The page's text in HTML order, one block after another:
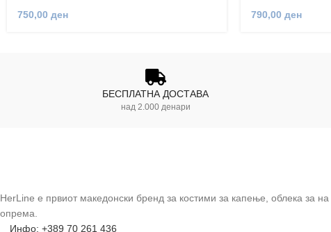
750,00 ден 790,00 ден
БЕСПЛАТНА ДОСТАВА
над 2.000 денари
HerLine е првиот македонски бренд за костими за капење, облека за
опрема.
Инфо: +389 70 261 436